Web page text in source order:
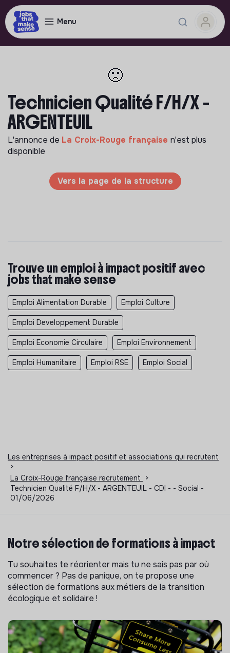
Menu
🙁
Technicien Qualité F/H/X -
ARGENTEUIL
L'annonce de La Croix-Rouge française n'est plus
disponible
Vers la page de la structure
Trouve un emploi à impact positif avec
jobs that make sense
Emploi Alimentation Durable Emploi Culture
Emploi Developpement Durable
Emploi Economie Circulaire Emploi Environnement
Emploi Humanitaire Emploi RSE Emploi Social
Les entreprises à impact positif et associations qui recrutent
>
La Croix-Rouge française recrutement
>
Technicien Qualité F/H/X - ARGENTEUIL - CDI - - Social -
01/06/2026
Notre sélection de formations à impact
Tu souhaites te réorienter mais tu ne sais pas par où
commencer ? Pas de panique, on te propose une
sélection de formations aux métiers de la transition
écologique et solidaire !